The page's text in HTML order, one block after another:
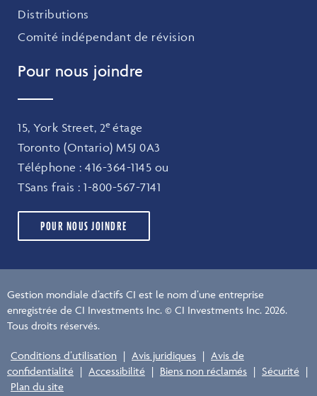
Distributions
Comité indépendant de révision
Pour nous joindre
15, York Street, 2eétage
Toronto (Ontario) M5J 0A3
Téléphone : 416-364-1145 ou
TSans frais : 1-800-567-7141
POUR NOUS JOINDRE
Gestion mondiale d’actifs CI est le nom d’une entreprise
enregistrée de CI Investments Inc. © CI Investments Inc. 2026.
Tous droits réservés.
Conditions d’utilisation | Avis juridiques | Avis de
confidentialité | Accessibilité | Biens non réclamés | Sécurité |
Plan du site